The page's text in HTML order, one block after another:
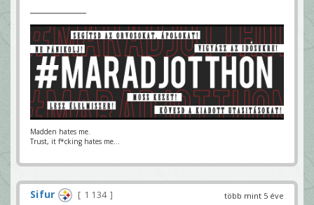
Madden hates me.
Trust, it f*cking hates me...
több mint 5 éve
Sifur 1 134